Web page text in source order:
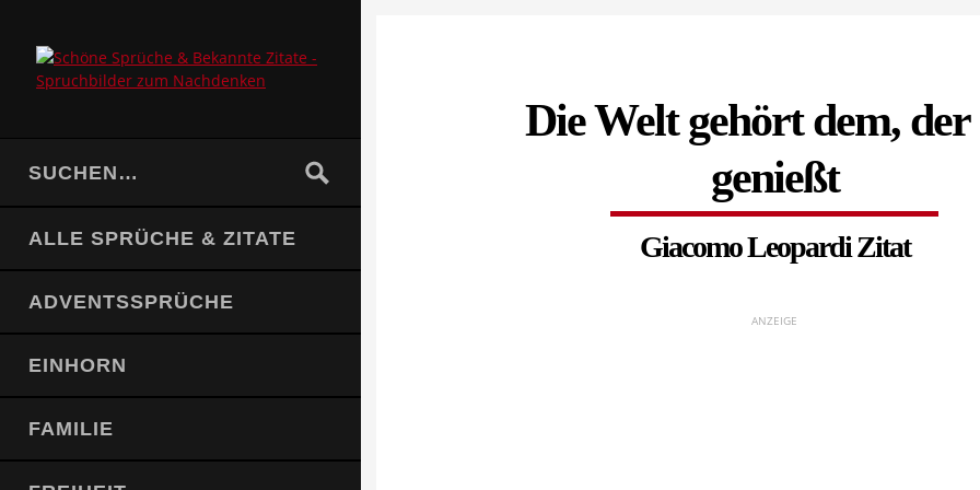
ALLE SPRÜCHE & ZITATE
ADVENTSSPRÜCHE
EINHORN
FAMILIE
Die Welt gehört dem, der
genießt
Giacomo Leopardi Zitat
ANZEIGE